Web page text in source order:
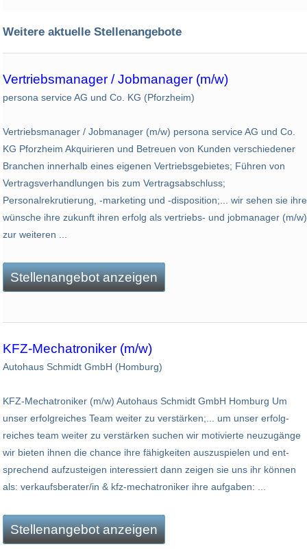
Weitere aktuelle Stellenangebote
Vertriebsmanager / Jobmanager (m/w)
persona service AG und Co. KG (Pforzheim)
Vertriebsmanager / Jobmanager (m/w) persona service AG und Co.
KG Pforzheim Akquirieren und Betreuen von Kunden verschiedener
Branchen innerhalb eines eigenen Vertriebsgebietes; Führen von
Vertragsverhandlungen bis zum Vertragsabschluss;
Personalrekrutierung, -marketing und -disposition;... wir sehen sie ihre
wünsche ihre zukunft ihren erfolg als vertriebs- und jobmanager (m/w)
zur weiteren ...
Stellenangebot anzeigen
KFZ-Mechatroniker (m/w)
Autohaus Schmidt GmbH (Homburg)
KFZ-Mechatroniker (m/w) Autohaus Schmidt GmbH Homburg Um
unser erfolgreiches Team weiter zu verstärken;... um unser erfolg­
reiches team weiter zu ver­stär­ken suchen wir moti­vierte neu­zugänge
wir bieten ihnen die chance ihre fähig­keiten aus­zu­spie­len und ent­
spre­chend auf­zu­stei­gen interes­siert dann zeigen sie uns ihr können
als: verkaufsberater/in & kfz-mechatroniker ihre aufgaben: ...
Stellenangebot anzeigen